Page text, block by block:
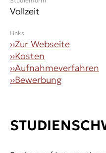
Links
››Zur Webseite
››Kosten
››Aufnahmeverfahren
››Bewerbung
Vollzeit